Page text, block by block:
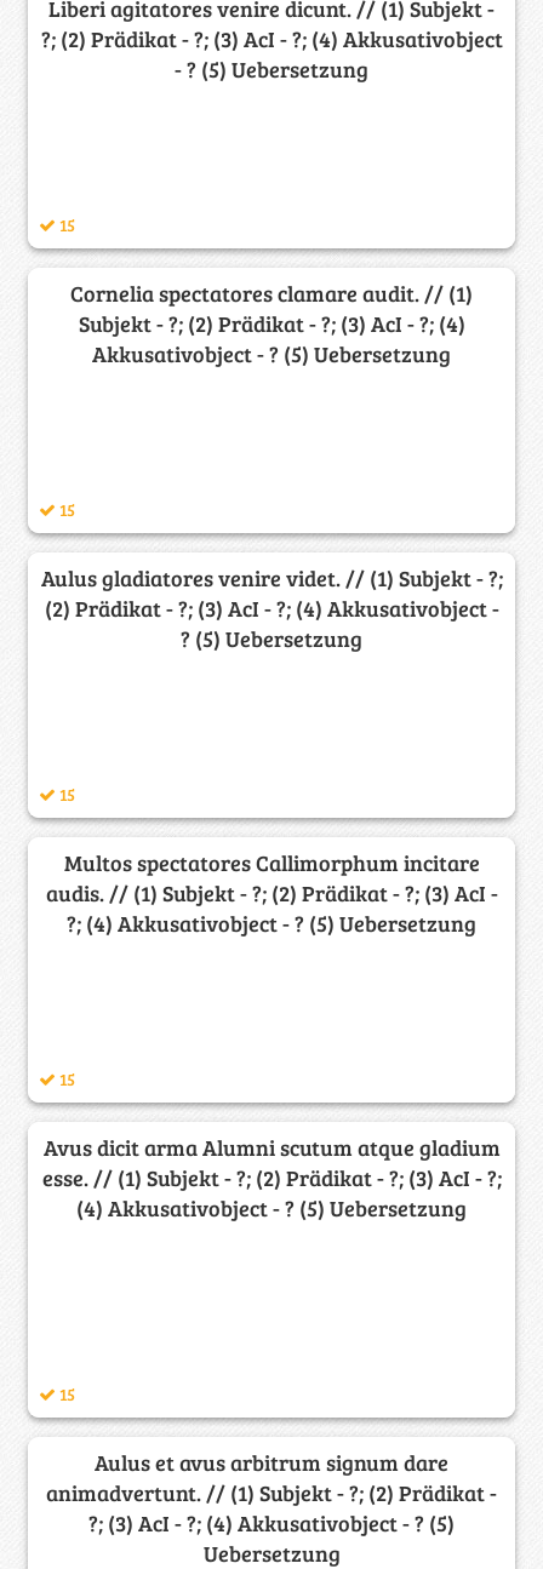
Liberi agitatores venire dicunt. // (1) Subjekt -
?; (2) Prädikat - ?; (3) AcI - ?; (4) Akkusativobject
- ? (5) Uebersetzung
15
Cornelia spectatores clamare audit. // (1)
Subjekt - ?; (2) Prädikat - ?; (3) AcI - ?; (4)
Akkusativobject - ? (5) Uebersetzung
15
Aulus gladiatores venire videt. // (1) Subjekt - ?;
(2) Prädikat - ?; (3) AcI - ?; (4) Akkusativobject -
? (5) Uebersetzung
15
Multos spectatores Callimorphum incitare
audis. // (1) Subjekt - ?; (2) Prädikat - ?; (3) AcI -
?; (4) Akkusativobject - ? (5) Uebersetzung
15
Avus dicit arma Alumni scutum atque gladium
esse. // (1) Subjekt - ?; (2) Prädikat - ?; (3) AcI - ?;
(4) Akkusativobject - ? (5) Uebersetzung
15
Aulus et avus arbitrum signum dare
animadvertunt. // (1) Subjekt - ?; (2) Prädikat -
?; (3) AcI - ?; (4) Akkusativobject - ? (5)
Uebersetzung